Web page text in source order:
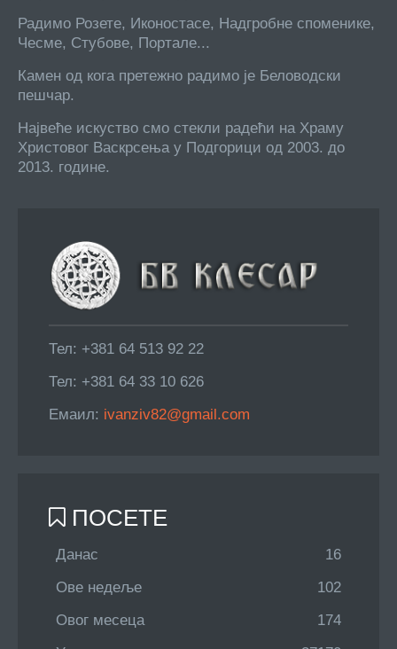
Радимо Розете, Иконостасе, Надгробне споменике,
Чесме, Стубове, Портале...
Камен од кога претежно радимо је Беловодски
пешчар.
Највеће искуство смо стекли радећи на Храму
Христовог Васкрсења у Подгорици од 2003. до
2013. године.
Тел: +381 64 513 92 22
Тел: +381 64 33 10 626
Емаил: ivanziv82@gmail.com
ПОСЕТЕ
Данас
16
Ове недеље
102
Овог месеца
174